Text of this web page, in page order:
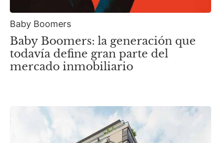
Baby Boomers
Baby Boomers: la generación que
todavía define gran parte del
mercado inmobiliario